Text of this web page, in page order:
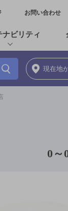
く お問い合わせ
ナビリティ
現在地
0 ～